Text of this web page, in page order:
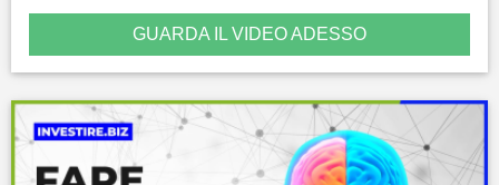
GUARDA IL VIDEO ADESSO